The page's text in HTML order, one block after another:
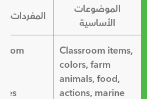
الموضوعات
الأساسية
المفردات
Classroom items,
colors, farm
animals, food,
actions, marine